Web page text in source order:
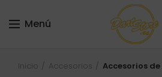
Menú
Inicio Accesorios Accesorios